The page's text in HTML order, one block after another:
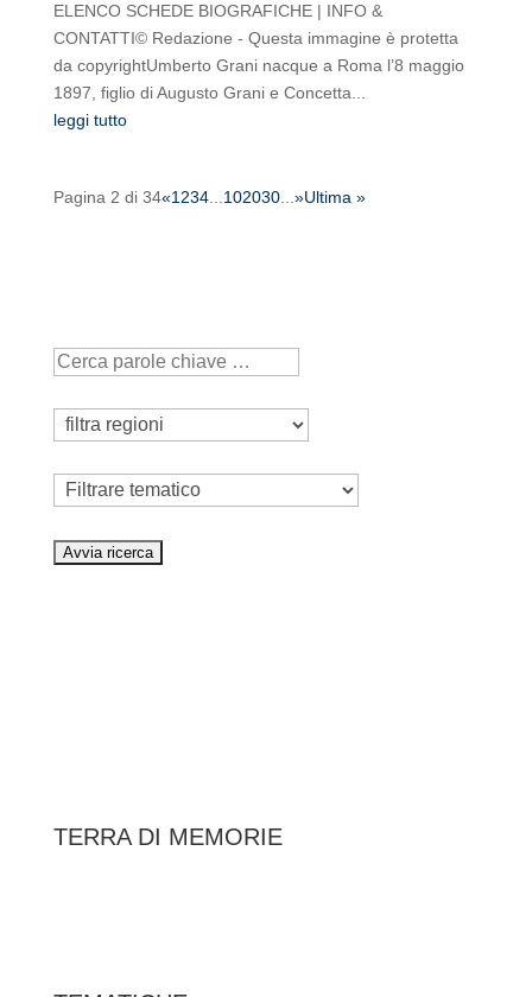
ELENCO SCHEDE BIOGRAFICHE | INFO &
CONTATTI© Redazione - Questa immagine è protetta
da copyrightUmberto Grani nacque a Roma l’8 maggio
1897, figlio di Augusto Grani e Concetta...
leggi tutto
Pagina 2 di 34«1 234... 102030... »Ultima »
Tematico
TERRA DI MEMORIE